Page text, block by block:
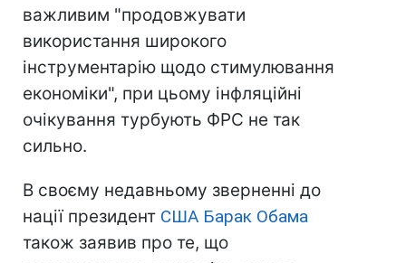
важливим "продовжувати
використання широкого
інструментарію щодо стимулювання
економіки", при цьому інфляційні
очікування турбують ФРС не так
сильно.
В своєму недавньому зверненні до
нації президент США Барак Обама
також заявив про те, що